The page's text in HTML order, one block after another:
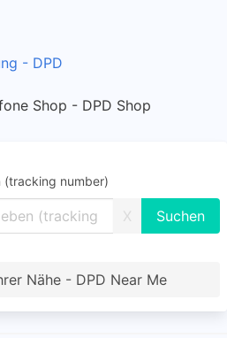
- DPD
Shop - DPD Shop
(tracking number)
X
Nähe - DPD Near Me